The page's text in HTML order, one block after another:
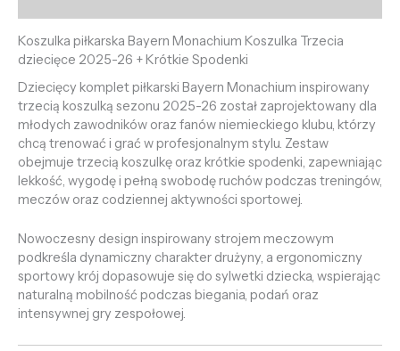
Koszulka piłkarska Bayern Monachium Koszulka Trzecia
dziecięce 2025-26 + Krótkie Spodenki
Dziecięcy komplet piłkarski Bayern Monachium inspirowany
trzecią koszulką sezonu 2025-26 został zaprojektowany dla
młodych zawodników oraz fanów niemieckiego klubu, którzy
chcą trenować i grać w profesjonalnym stylu. Zestaw
obejmuje trzecią koszulkę oraz krótkie spodenki, zapewniając
lekkość, wygodę i pełną swobodę ruchów podczas treningów,
meczów oraz codziennej aktywności sportowej.
Nowoczesny design inspirowany strojem meczowym
podkreśla dynamiczny charakter drużyny, a ergonomiczny
sportowy krój dopasowuje się do sylwetki dziecka, wspierając
naturalną mobilność podczas biegania, podań oraz
intensywnej gry zespołowej.